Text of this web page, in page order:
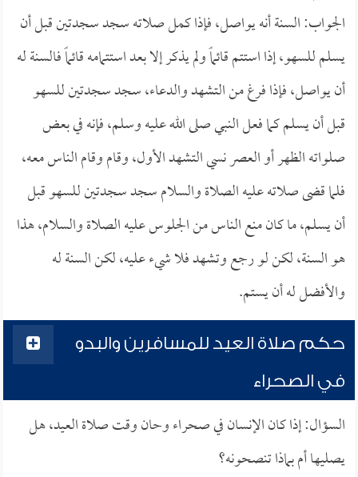
الجواب: السنة أنه يواصل، فإذا كمل صلاته سجد سجدتين قبل أن
يسلم للسهو، إذا استتم قائماً ولم يذكر إلا بعد استتمامه قائماً فالسنة له
أن يواصل، فإذا فرغ من التشهد والدعاء، سجد سجدتين للسهو
قبل أن يسلم كما فعل النبي صلى الله عليه وسلم، فإنه في بعض
صلواته الظهر أو العصر نسي التشهد الأول، وقام وقام الناس معه،
فلما قضى صلاته عليه الصلاة والسلام سجد سجدتين للسهو قبل
أن يسلم، ما كان منع الناس من الجلوس عليه الصلاة والسلام، هذا
هو السنة، لكن لو رجع وتشهد فلا شيء عليه، لكن السنة له
والأفضل له أن يستم.
حكم صلاة العيد للمسافرين والبدو
في الصحراء
السؤال: إذا كان الإنسان في صحراء وحان وقت صلاة العيد، هل
يصليها أم بماذا تنصحونه؟